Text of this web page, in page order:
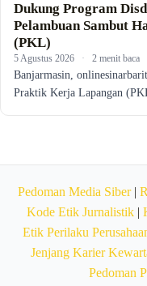
Dukung Program
Pelambuan Sambut
(PKL)
5 Agustus 2026 · 2 menit baca
Banjarmasin,
Praktik Kerja Lapangan
Pedoman Media Siber|
Kode Etik Jurnalistik|
Etik Perilaku
Jenjang Karier
Pedoman